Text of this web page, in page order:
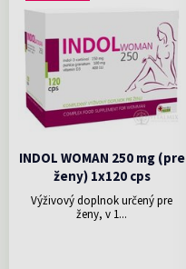
INDOL WOMAN 250 mg (pre
ženy) 1x120 cps
Výživový doplnok určený pre
ženy, v 1...